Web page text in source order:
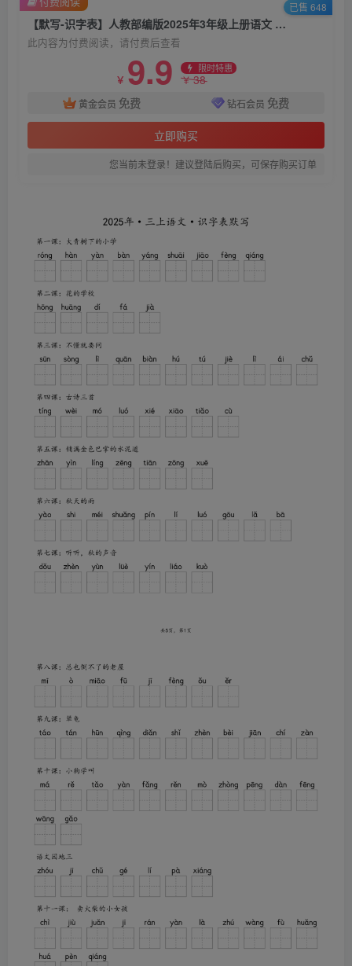
【默写-识字表】人教部编版2025年3年级上册语文 练习册（含答案)
此内容为付费阅读，请付费后查看
￥ 9.9 限时特惠
￥38
黄金会员 免费 钻石会员 免费
立即购买
您当前未登录！建议登陆后购买，可保存购买订单
已售 648